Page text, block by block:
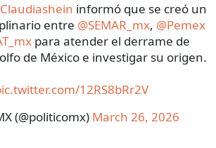
informó que se creó un
entre @SEMAR_mx, @Pemex
para atender el derrame de
de México e investigar su origen.
12RS8bRr2V
(@politicomx) March 26, 2026